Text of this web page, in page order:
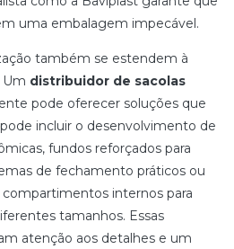
uma embalagem impecável.
também se estendem à
Um distribuidor de sacolas
pode oferecer soluções que
incluir o desenvolvimento de
fundos reforçados para
de fechamento práticos ou
internos para
tamanhos. Essas
atenção aos detalhes e um